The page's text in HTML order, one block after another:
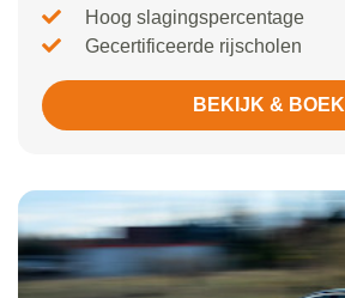
Hoog slagingspercentage
Gecertificeerde rijscholen
BEKIJK & BOEK